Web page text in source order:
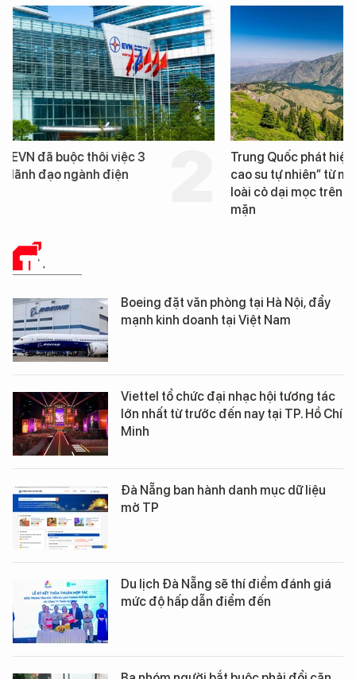
Trung Quốc phát hiện “mỏ
cao su tự nhiên” từ một
Loạt dự án bất động
Đà Nẵng sắp bị kiểm
TIN TỨC
Boeing đặt văn phòng tại Hà Nội, đẩy
mạnh kinh doanh tại Việt Nam
Viettel tổ chức đại nhạc hội tương tác
lớn nhất từ trước đến nay tại TP. Hồ Chí
Minh
Đà Nẵng ban hành danh mục dữ liệu
mở TP
Du lịch Đà Nẵng sẽ thí điểm đánh giá
mức độ hấp dẫn điểm đến